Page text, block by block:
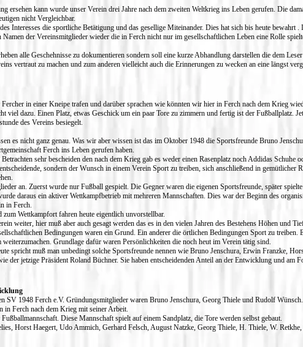
ersehen kann wurde unser Verein drei Jahre nach dem zweiten Weltkrieg ins Leben gerufen. Die
nicht Vergleichbar.
Interesses die sportliche Betätigung und das gesellige Miteinander. Dies hat sich bis heute bewahrt .
der Vereinsmitglieder wieder die in Ferch nicht nur im gesellschaftlichen Leben eine Rolle
alle Geschehnisse zu dokumentieren sondern soll eine kurze Abhandlung darstellen die dem
vertraut zu machen und zum anderen vielleicht auch die Erinnerungen zu wecken an eine längst
in einer Kneipe trafen und darüber sprachen wie könnten wir hier in Ferch nach dem Krieg
viel dazu. Einen Platz, etwas Geschick um ein paar Tore zu zimmern und fertig ist der Fußballplatz.
des Vereins besiegelt.
es nicht ganz genau. Was wir aber wissen ist das im Oktober 1948 die Sportsfreunde Bruno
Ferch ins Leben gerufen haben.
sehr bescheiden den nach dem Krieg gab es weder einen Rasenplatz noch Addidas Schuhe
sondern der Wunsch in einem Verein Sport zu treiben, sich anschließend in gemütlicher
an. Zuerst wurde nur Fußball gespielt. Die Gegner waren die eigenen Sportsfreunde, später spielte
daraus ein aktiver Wettkampfbetrieb mit mehreren Mannschaften. Dies war der Beginn des
in Ferch.
Wettkampfort fahren heute eigentlich unvorstellbar.
weiter, hier muß aber auch gesagt werden das es in den vielen Jahren des Bestehens Höhen und
Bedingungen waren ein Grund. Ein anderer die örtlichen Bedingungen Sport zu treiben.
Grundlage dafür waren Persönlichkeiten die noch heut im Verein tätig sind.
spricht muß man unbedingt solche Sportsfreunde nennen wie Bruno Jenschura, Erwin Franzke,
der jetzige Präsident Roland Büchner. Sie haben entscheidenden Anteil an der Entwicklung und am
SV 1948 Ferch e.V. Gründungsmitglieder waren Bruno Jenschura, Georg Thiele und Rudolf
in Ferch nach dem Krieg mit seiner Arbeit.
Diese Mannschaft spielt auf einem Sandplatz, die Tore werden selbst gebaut.
Horst Haegert, Udo Ammich, Gerhard Felsch, August Natzke, Georg Thiele, H. Thiele, W.